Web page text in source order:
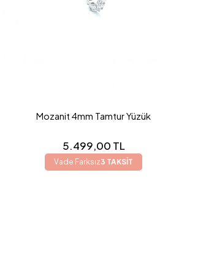
Mozanit 4mm Tamtur Yüzük
5.499,00 TL
Vade Farksız3 TAKSİT